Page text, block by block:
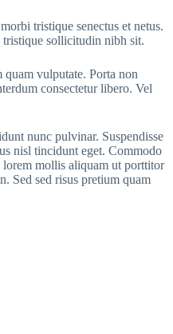
tristique senectus et netus.
sollicitudin nibh sit.
quam vulputate. Porta non
consectetur libero. Vel
nunc pulvinar. Suspendisse
nisl tincidunt eget. Commodo
lorem mollis aliquam ut porttitor
Sed sed risus pretium quam